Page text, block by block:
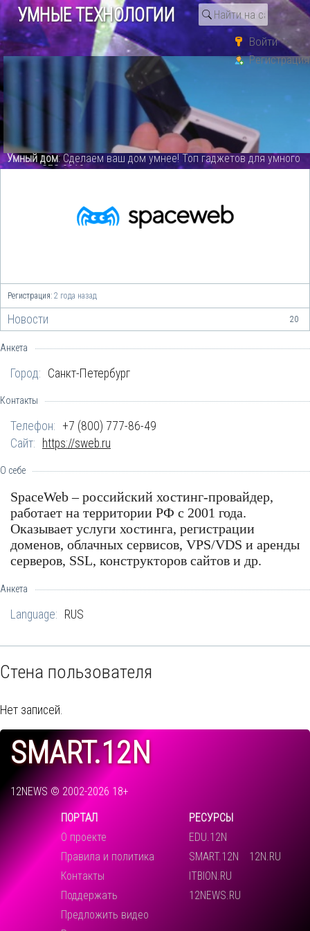
УМНЫЕ ТЕХНОЛОГИИ
Войти
Регистрация
гаджетов для умного СО: GSM WiFi сигнализация PG107
сегодня.PG 107 Alarm System -
Пользователи
spaceweb 5 месяцев назад 0
0
Регистрация: 2 года назад
Новости 20
Анкета
Город: Санкт-Петербург
Контакты
Телефон: +7 (800) 777-86-49
Сайт:
https://sweb.ru
О себе
SpaceWeb – российский хостинг-провайдер,
работает на территории РФ с 2001 года.
Оказывает услуги хостинга, регистрации
доменов, облачных сервисов, VPS/VDS и аренды
серверов, SSL, конструкторов сайтов и др.
Анкета
Language: RUS
Стена пользователя
Нет записей.
SMART.12N
12NEWS © 2002-2026 18+
ПОРТАЛ
О проекте
Правила и политика
Контакты
Поддержать
Предложить видео
РЕСУРСЫ
EDU.12N
SMART.12N
12N.RU
ITBION.RU
12NEWS.RU